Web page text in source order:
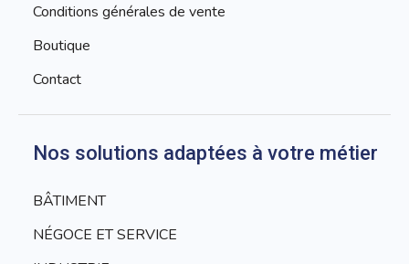
Conditions générales de vente
Boutique
Contact
Nos solutions adaptées à votre métier
BÂTIMENT
NÉGOCE ET SERVICE